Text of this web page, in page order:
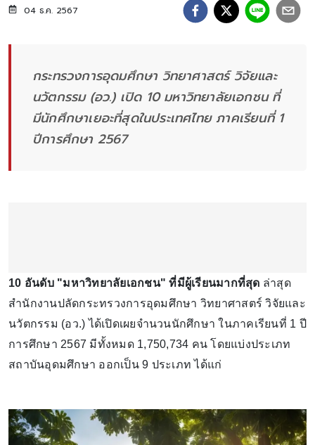
04 ธ.ค. 2567
กระทรวงการอุดมศึกษา วิทยาศาสตร์ วิจัยและ
นวัตกรรม (อว.) เปิด 10 มหาวิทยาลัยเอกชน ที่
มีนักศึกษาเยอะที่สุดในประเทศไทย ภาคเรียนที่ 1
ปีการศึกษา 2567
10 อันดับ "มหาวิทยาลัยเอกชน" ที่มีผู้เรียนมากที่สุด ล่าสุด
สำนักงานปลัดกระทรวงการอุดมศึกษา วิทยาศาสตร์ วิจัยและ
นวัตกรรม (อว.) ได้เปิดเผยจำนวนนักศึกษา ในภาคเรียนที่ 1 ปี
การศึกษา 2567 มีทั้งหมด 1,750,734 คน โดยแบ่งประเภท
สถาบันอุดมศึกษา ออกเป็น 9 ประเภท ได้แก่